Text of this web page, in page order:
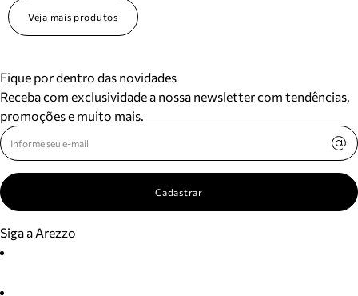
Veja mais produtos
Fique por dentro das novidades
Receba com exclusividade a nossa newsletter com tendências,
promoções e muito mais.
Cadastrar
Siga a Arezzo